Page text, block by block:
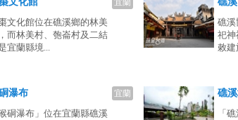
宜蘭
文化館位在礁溪鄉的林美
而林美村、匏崙村及二結
宜蘭縣境...
礁溪
祀神
敕建
宜蘭
瀑布
猴硐瀑布」位在宜蘭縣礁溪
礁
「